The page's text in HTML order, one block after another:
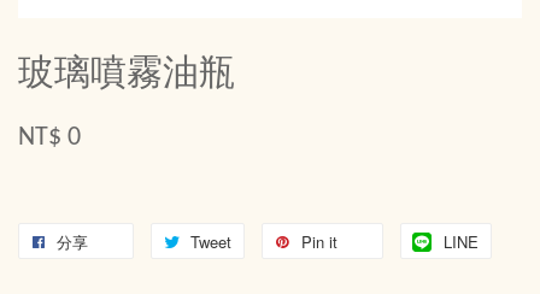
玻璃噴霧油瓶
NT$ 0
分享 Tweet Pin it LINE